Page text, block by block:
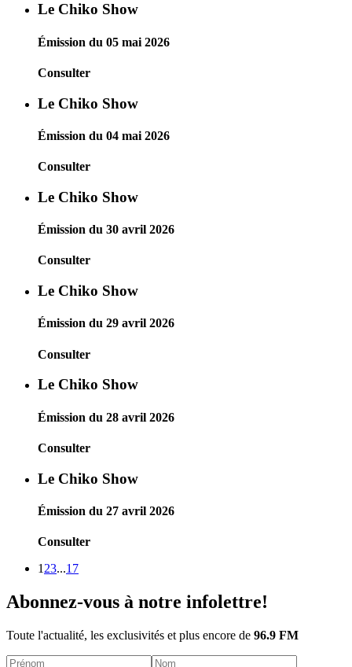
Le Chiko Show
Émission du 05 mai 2026
Consulter
Le Chiko Show
Émission du 04 mai 2026
Consulter
Le Chiko Show
Émission du 30 avril 2026
Consulter
Le Chiko Show
Émission du 29 avril 2026
Consulter
Le Chiko Show
Émission du 28 avril 2026
Consulter
Le Chiko Show
Émission du 27 avril 2026
Consulter
1 23...17
Abonnez-vous à notre infolettre!
Toute l'actualité, les exclusivités et plus encore de 96.9 FM